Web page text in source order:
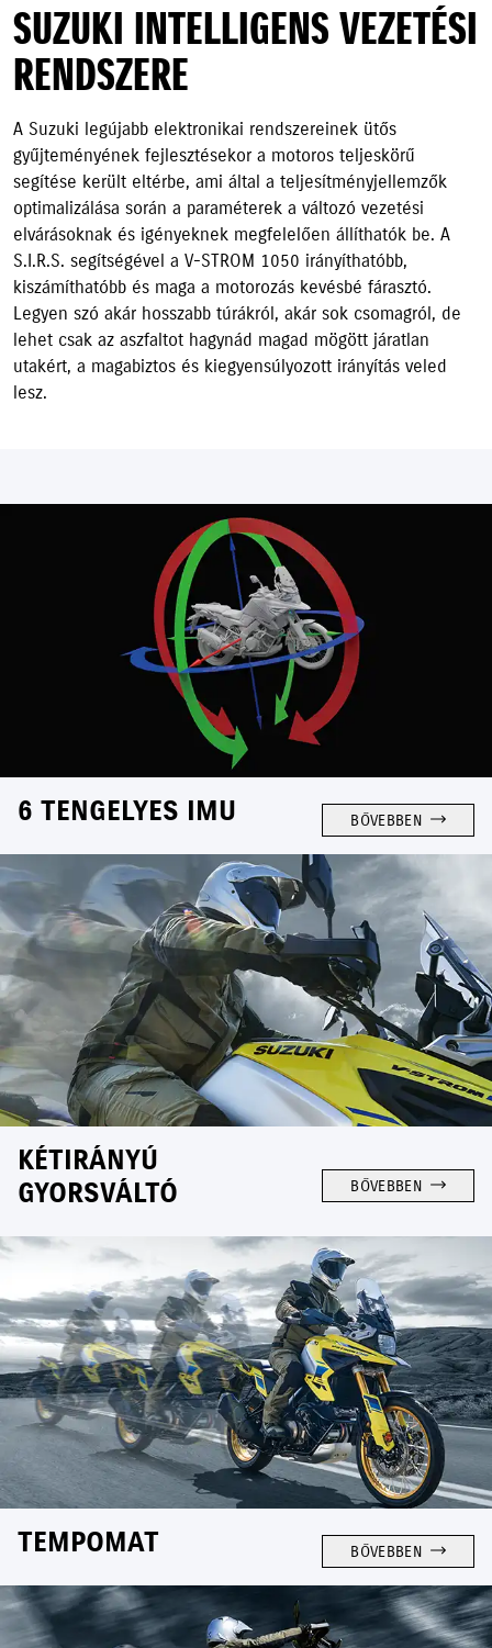
SUZUKI INTELLIGENS VEZETÉSI
RENDSZERE
A Suzuki legújabb elektronikai rendszereinek ütős
gyűjteményének fejlesztésekor a motoros teljeskörű
segítése került eltérbe, ami által a teljesítményjellemzők
optimalizálása során a paraméterek a változó vezetési
elvárásoknak és igényeknek megfelelően állíthatók be. A
S.I.R.S. segítségével a V-STROM 1050 irányíthatóbb,
kiszámíthatóbb és maga a motorozás kevésbé fárasztó.
Legyen szó akár hosszabb túrákról, akár sok csomagról, de
lehet csak az aszfaltot hagynád magad mögött járatlan
utakért, a magabiztos és kiegyensúlyozott irányítás veled
lesz.
6 TENGELYES IMU BŐVEBBEN
KÉTIRÁNYÚ
GYORSVÁLTÓ
BŐVEBBEN
TEMPOMAT BŐVEBBEN